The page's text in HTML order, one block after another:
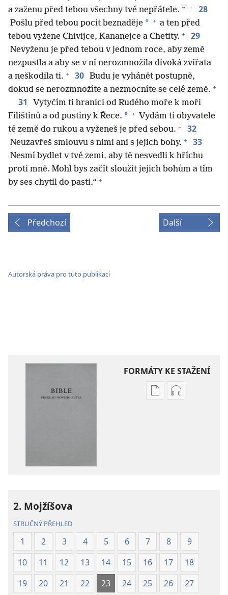
a zaženu před tebou všechny tvé nepřátele. * + 28
Pošlu před tebou pocit beznaděje * + a ten před
tebou vyžene Chivijce, Kananejce a Chetity. + 29
Nevyženu je před tebou v jednom roce, aby země
nezpustla a aby se v ní nerozmnožila divoká zvířata
a neškodila ti. + 30 Budu je vyhánět postupně,
dokud se nerozmnožíte a nezmocníte se celé země. +
31
Vytyčím ti hranici od Rudého moře k moři
Filištínů a od pustiny k Řece. * + Vydám ti obyvatele
té země do rukou a vyženeš je před sebou. + 32
Neuzavřeš smlouvu s nimi ani s jejich bohy. + 33
Nesmí bydlet v tvé zemi, aby tě nesvedli k hříchu
proti mně. Mohl bys začít sloužit jejich bohům a tím
by ses chytil do pasti.“ +
Předchozí Další
Autorská práva pro tuto publikaci
FORMÁTY KE STAŽENÍ
FormátyFormáty
2. Mojžíšova
STRUČNÝ PŘEHLED
1 2 3 4 5 6 7 8
9
10
11 12 13 14 15 16 17
18
19
20 21 22 23 24 25 26
27